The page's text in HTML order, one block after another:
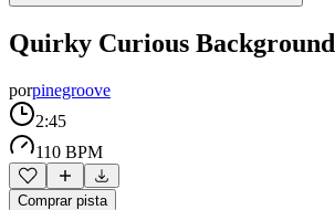
Quirky Curious Background
porpinegroove
2:45
110 BPM
Comprar pista